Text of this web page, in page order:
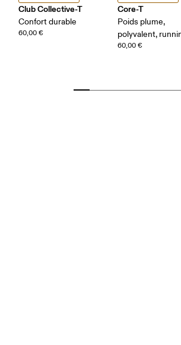
Club Collective-T
Confort durable
60,00 €
Core-T
Poids plume,
polyvalent,
60,00 €